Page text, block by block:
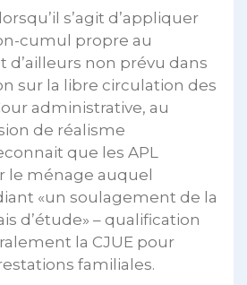
s’agit d’appliquer
cumul propre au
d’ailleurs non prévu dans
sur la libre circulation des
administrative, au
de réalisme
que les APL
ménage auquel
«un soulagement de la
d’étude» – qualification
la CJUE pour
familiales.